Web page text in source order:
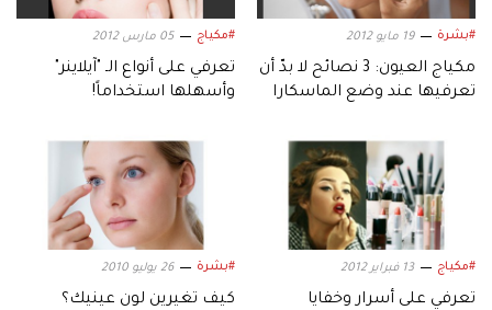
#بشرة 19 مايو 2012
مكياج العيون: 3 نصائح لا بدّ أن
تعرفيها عند وضع الماسكارا
#مكياج 05 مارس 2012
تعرفي على أنواع الـ "آيلاينر"
وأسهلها استخداماً!
#مكياج 13 فبراير 2012
تعرفي على أسرار وخفايا
#بشرة 26 يوليو 2010
كيف تغيرين لون عينيك؟